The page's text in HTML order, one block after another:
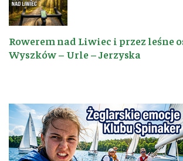
Rowerem nad Liwiec i przez leśne
Wyszków – Urle – Jerzyska